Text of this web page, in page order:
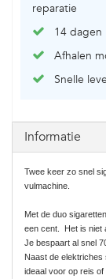
reparatie
14
Afhalen
Snelle
Informatie
Twee keer zo snel
vulmachine.
Met de duo
een cent. Het is niet
Je bespaart al snel
Naast de elektriches
ideaal voor op reis of